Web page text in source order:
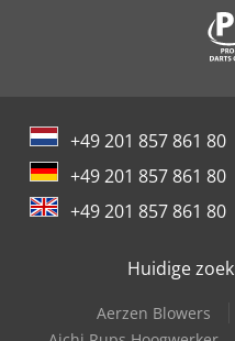
Mc Cormick Mtx 145
Mc Cormick Mtx 150
Mc Cormick Mtx 200
Schaffer 2345 T
+49 201 857 861 80
+49 201 857 861 80
+49 201 857 861 80
Huidige
Aerzen Blowers